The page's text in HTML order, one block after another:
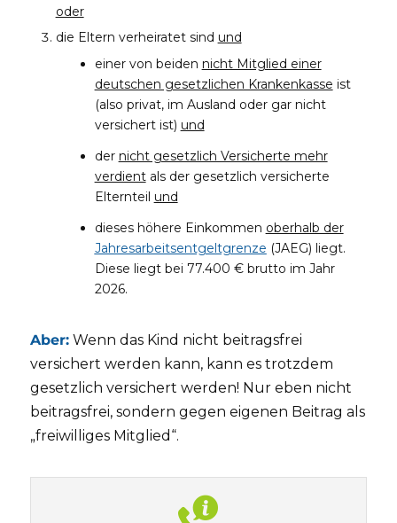
oder
die Eltern verheiratet sind und
einer von beiden nicht Mitglied einer
deutschen gesetzlichen Krankenkasse ist
(also privat, im Ausland oder gar nicht
versichert ist) und
der nicht gesetzlich Versicherte mehr
verdientals der gesetzlich versicherte
Elternteil und
dieses höhere Einkommen oberhalb der
Jahresarbeitsentgeltgrenze (JAEG) liegt.
Diese liegt bei 77.400 € brutto im Jahr
2026.
Aber:Wenn das Kind nicht beitragsfrei
versichert werden kann, kann es trotzdem
gesetzlich versichert werden! Nur eben nicht
beitragsfrei, sondern gegen eigenen Beitrag als
„freiwilliges Mitglied“.